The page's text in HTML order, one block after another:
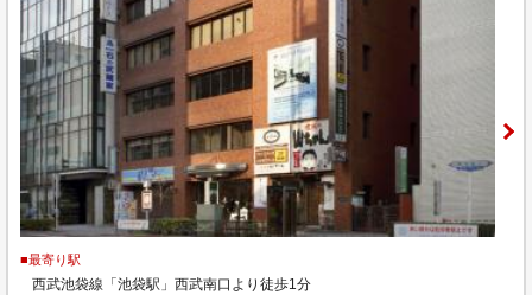
■最寄り駅
西武池袋線「池袋駅」西武南口より徒歩1分